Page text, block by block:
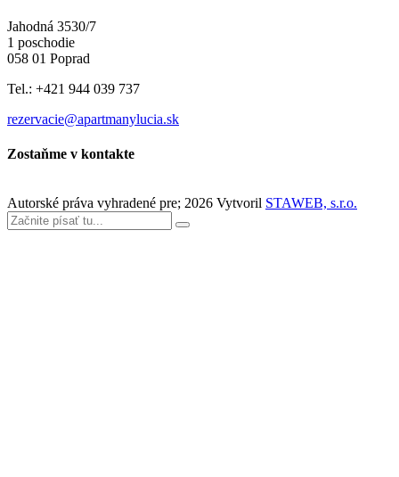
Jahodná 3530/7
1 poschodie
058 01 Poprad
Tel.: +421 944 039 737
rezervacie@apartmanylucia.sk
Zostaňme v kontakte
Autorské práva vyhradené pre; 2026 Vytvoril STAWEB, s.r.o.